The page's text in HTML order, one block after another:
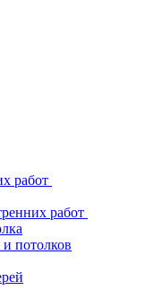
работ
работ
и потолков